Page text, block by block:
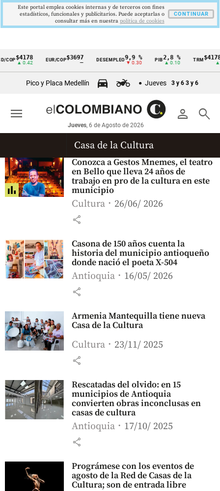
Cintillo
económicos
Colombia
COP$4178
▲ 0.42
EUR/COP$3697
—
DESEMPLEO9,9 %
▼ 0.30
PIB 2,8 %
▲ 0.10
TRM
▲
Pico y Placa Medellín Jueves 3 y 6 3 y 6
person search
Jueves, 6 de Agosto de 2026
menu
Casa de la Cultura
Conozca a Gestos Mnemes, el teatro
en Bello que lleva 24 años de
trabajo en pro de la cultura en este
municipio
Cultura 26/06/ 2026
share
Casona de 150 años cuenta la
historia del municipio antioqueño
donde nació el poeta X-504
Antioquia 16/05/ 2026
share
Armenia Mantequilla tiene nueva
Casa de la Cultura
Cultura 23/11/ 2025
share
Rescatadas del olvido: en 15
municipios de Antioquia
convierten obras inconclusas en
casas de cultura
Antioquia 17/10/ 2025
share
Prográmese con los eventos de
agosto de la Red de Casas de la
Cultura; son de entrada libre
Este portal emplea cookies internas y de terceros con fines
estadísticos, funcionales y publicitarios. Puede aceptarlas o
consultar más en nuestra politica de cookies
CONTINUAR